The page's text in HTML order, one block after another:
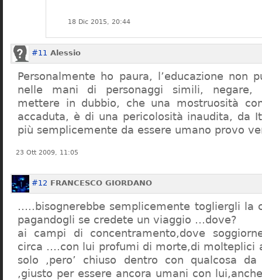
18 Dic 2015, 20:44
#11 Alessio
Personalmente ho paura, l’educazione non
nelle mani di personaggi simili, negare,
mettere in dubbio, che una mostruosità
accaduta, è di una pericolosità inaudita, da
più semplicemente da essere umano provo
23 Ott 2009, 11:05
#12 FRANCESCO GIORDANO
…..bisognerebbe semplicemente togliergli la
pagandogli se credete un viaggio …dove?
ai campi di concentramento,dove
circa ….con lui profumi di morte,di molteplici
solo ,pero’ chiuso dentro con qualcosa
,giusto per essere ancora umani con